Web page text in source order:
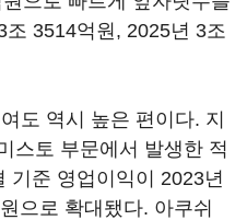
3514억원, 2025년 3조
도 역시 높은 편이다. 지
스토 부문에서 발생한 적
기준 영업이익이 2023년
으로 확대됐다. 아쿠쉬